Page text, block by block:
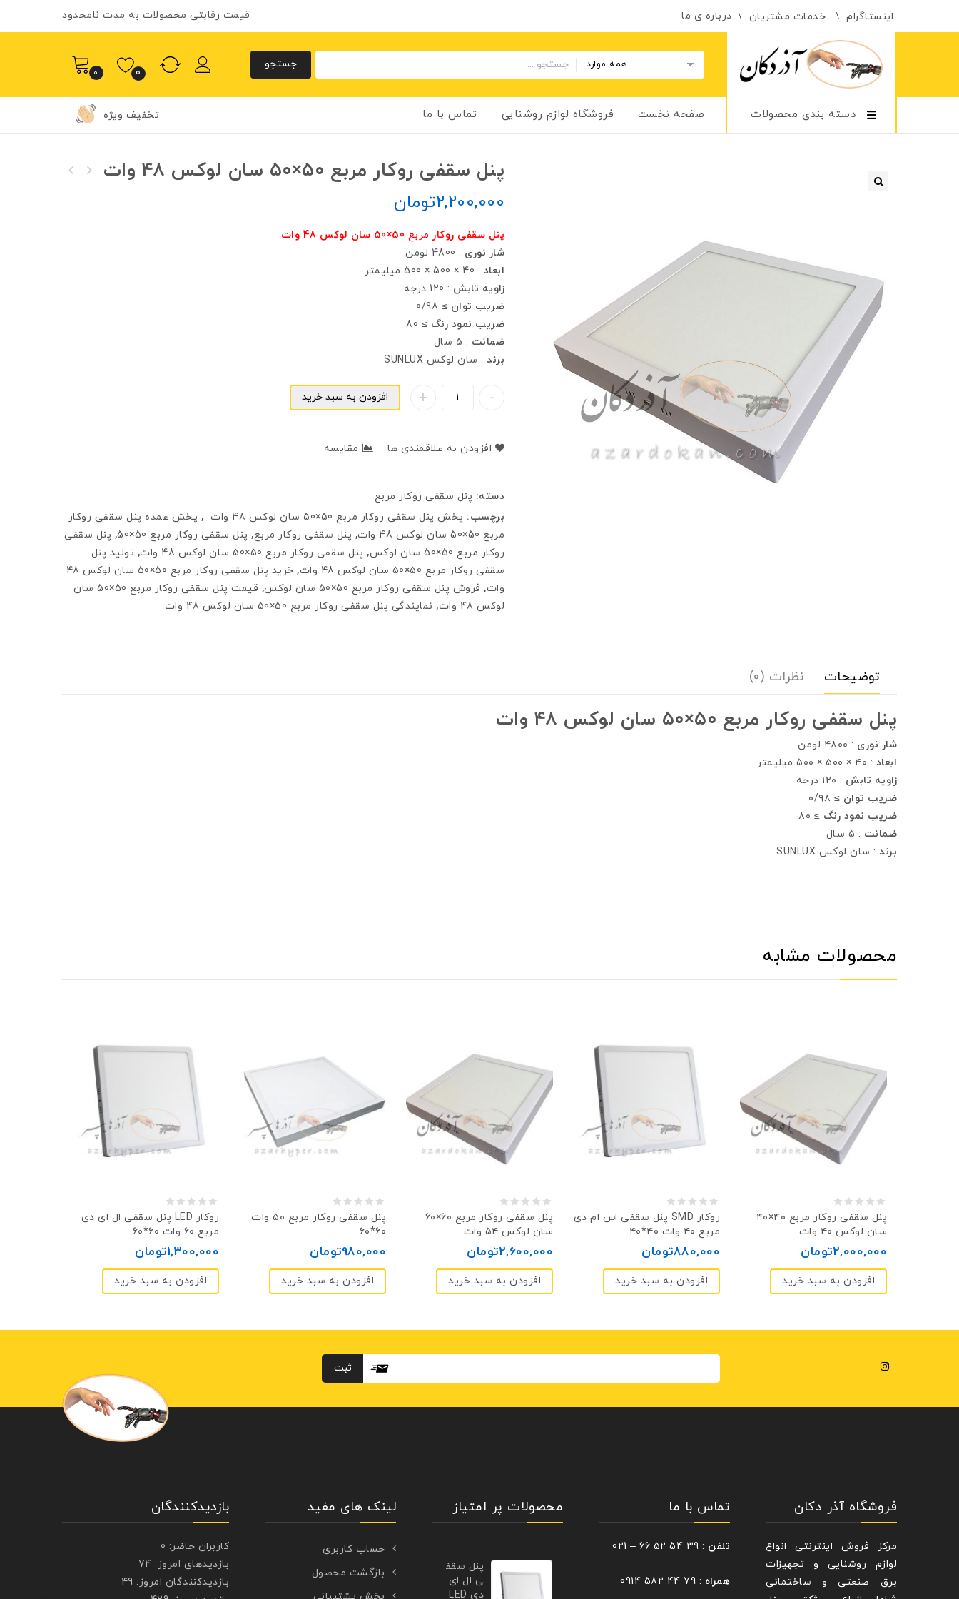
قیمت رقابتی محصولات به مدت نامحدود اینستاگرام خدمات مشتریان درباره ی ما
همه موارد
0
0
دسته بندی محصولات صفحه نخست فروشگاه لوازم روشنایی تماس با ما تخفیف ویژه
پنل سقفی روکار مربع ۵۰×۵۰ سان لوکس ۴۸ وات
2,200,000تومان
پنل سقفی روکار مربع
شار نوری : 4800 لومن
ابعاد : 40 × 500 × 500 ميليمتر
زاويه تابش : 120 درجه
ضريب توان ≥ 0/98
ضريب نمود رنگ ≥ 80
ضمانت : 5 سال
برند: سان لوکس SUNLUX
افزودن به سبد خرید
افزودن به علاقمندی ها مقایسه
دسته: پنل سقفی روکار مربع
برچسب: پخش پنل سقفی روکار مربع 50×50 سان لوکس 48 وات , پخش عمده پنل سقفی روکار
مربع 50×50 سان لوکس 48 وات
, پنل سقفی روکار مربع, پنل سقفی روکار مربع 50×50 , پنل سقفی
روکار مربع 50×50 سان لوکس
, پنل سقفی روکار مربع 50×50 سان لوکس 48 وات , تولید پنل
سقفی روکار مربع 50×50 سان لوکس 48 وات
,
خرید پنل سقفی روکار مربع 50×50 سان لوکس 48
وات, فروش پنل سقفی روکار مربع 50×50 سان لوکس ,
قیمت پنل سقفی روکار مربع 50×50 سان
لوکس 48 وات
, نمایندگی پنل سقفی روکار مربع 50×50 سان لوکس 48 وات
توضیحات نظرات (0)
پنل سقفی روکار مربع ۵۰×۵۰ سان لوکس ۴۸ وات
شار نوری : ۴۸۰۰ لومن
ابعاد : ۴۰ × ۵۰۰ × ۵۰۰ ميليمتر
زاويه تابش : ۱۲۰ درجه
ضريب توان ≥ ۰/۹۸
ضريب نمود رنگ ≥ ۸۰
ضمانت : ۵ سال
برند : سان لوکس SUNLUX
محصولات مشابه
پنل سقفی ال ای دی LED روکار
مربع ۶۰ وات ۶۰*۶۰
1,300,000تومان
افزودن به سبد خرید
پنل سقفی روکار مربع ۵۰ وات
۶۰*۶۰
980,000تومان
افزودن به سبد خرید
پنل سقفی روکار مربع ۶۰×۶۰
سان لوکس ۵۴ وات
2,600,000تومان
افزودن به سبد خرید
پنل سقفی اس ام دی SMD روکار
مربع ۴۰ وات ۴۰*۴۰
880,000تومان
افزودن به سبد خرید
پنل سقفی روکار مربع ۴۰×۴۰
سان لوکس ۴۰ وات
2,000,000تومان
افزودن به سبد خرید
فروشگاه آذر دکان
مرکز فروش اینترنتی انواع
لوازم روشنایی و تجهیزات
برق صنعتی و ساختمانی
تماس با ما
تلفن : 39 54 52 66 – 021
همراه : 79 44 582 0914
محصولات پر امتیاز
پنل سقف
ی ال ای
دی LED
لینک های مفید
حساب کاربری
بازگشت محصول
بازدیدکنندگان
کاربران حاضر: 0
بازدیدهای امروز: 74
بازدیدکنندگان امروز: 49